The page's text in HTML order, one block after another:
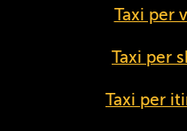
Taxi per
Taxi per
Taxi per